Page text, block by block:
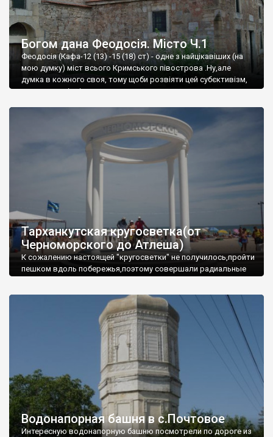
Богом дана Феодосія. Місто Ч.1
Феодосія (Кафа-12 (13) -15 (18) ст) - одне з найцікавіших (на
мою думку) міст всього Кримського півострова .Ну,але
думка в кожного своя, тому щоби розвіяти цей субєктивізм,
запрошую відвідати це
Тарханкутская кругосветка(от
Черноморского до Атлеша)
К сожалению настоящей "кругосветки" не получилось,пройти
пешком вдоль побережья,поэтому совершали радиальные
Водонапорная башня в с.Почтовое
Интересную водонапорную башню посмотрели по дороге из